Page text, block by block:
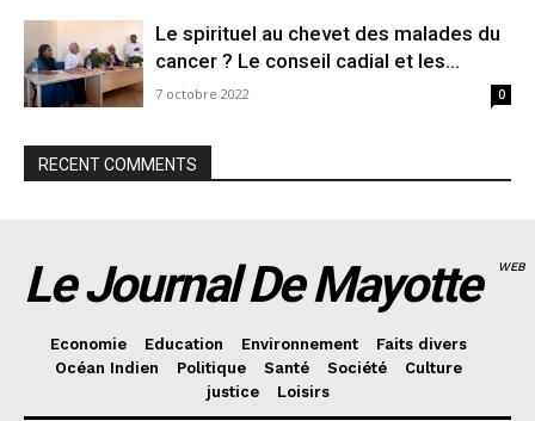
Le spirituel au chevet des malades du
cancer ? Le conseil cadial et les...
7 octobre 2022 0
RECENT COMMENTS
Le Journal De Mayotte WEB
Economie Education Environnement
Faits divers
Océan Indien
Politique Santé Société
Culture
justice
Loisirs